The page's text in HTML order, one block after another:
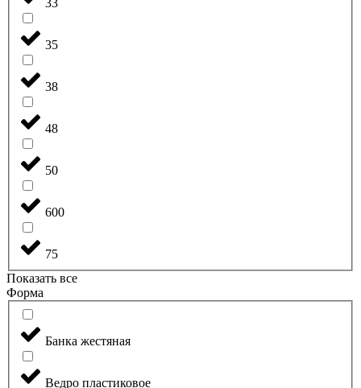
33
35
38
48
50
600
75
Показать все
Форма
Банка жестяная
Ведро пластиковое